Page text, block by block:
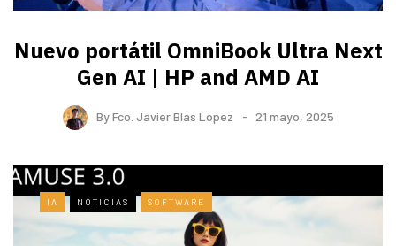
Nuevo portátil OmniBook Ultra ​Next
Gen AI | HP and AMD AI
ByFco. Javier Blas Lopez 21 mayo, 2025
IA NOTICIAS SOFTWARE